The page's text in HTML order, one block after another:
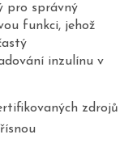
pro správný
funkci, jehož
inzulínu v
zdrojů